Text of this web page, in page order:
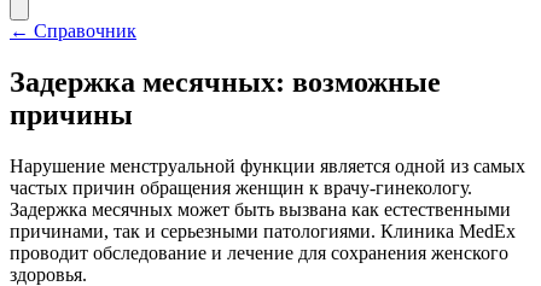
← Справочник
Задержка месячных: возможные
причины
Нарушение менструальной функции является одной из самых
частых причин обращения женщин к врачу-гинекологу.
Задержка месячных может быть вызвана как естественными
причинами, так и серьезными патологиями. Клиника MedEx
проводит обследование и лечение для сохранения женского
здоровья.